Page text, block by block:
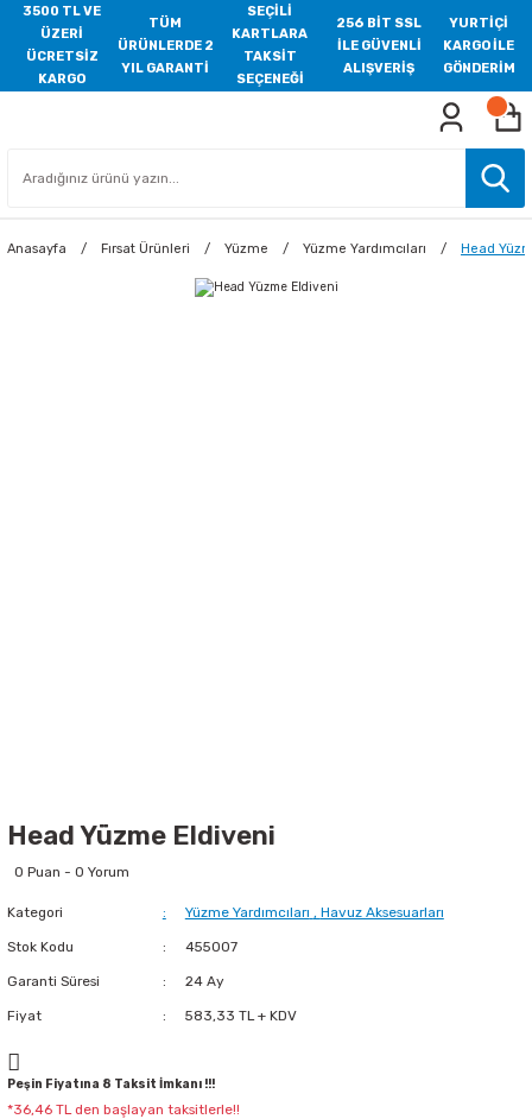
3500 TL VE
ÜZERİ
ÜCRETSİZ
KARGO
TÜM
ÜRÜNLERDE 2
YIL GARANTİ
SEÇİLİ
KARTLARA
TAKSİT
SEÇENEĞİ
256 BİT SSL
İLE GÜVENLİ
ALIŞVERİŞ
YURTİÇİ
KARGO İLE
GÖNDERİM
Anasayfa Fırsat Ürünleri Yüzme Yüzme Yardımcıları Head
Head Yüzme Eldiveni
0 Puan - 0 Yorum
Kategori Yüzme Yardımcıları , Havuz Aksesuarları
Stok Kodu 455007
Garanti Süresi 24 Ay
Fiyat 583,33 TL + KDV
Peşin Fiyatına 8 Taksit İmkanı !!!
*36,46 TL den başlayan taksitlerle!!